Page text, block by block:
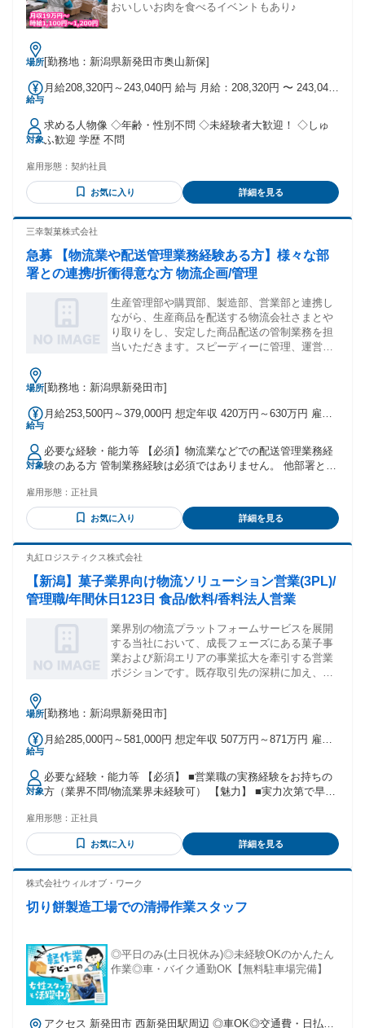
おいしいお肉を食べるイベントもあり♪
場所[勤務地：新潟県新発田市奥山新保]
給与
月給208,320円～243,040円 給与 月給：208,320円 〜 243,040
円～243,040円＋交通費（上限24,000円） ・時給1,100円～
1,200円×8ｈ×21.7日で計算 ・昇給あり 試用期間 試用期間：
あり 期間：2ヶ月 条件：本採用時と同様
対象
求める人物像 ◇年齢・性別不問 ◇未経験者大歓迎！ ◇しゅ
ふ歓迎 学歴 不問
雇用形態： 契約社員
お気に入り 詳細を見る
三幸製菓株式会社
急募 【物流業や配送管理業務経験ある方】様々な部
署との連携/折衝得意な方 物流企画/管理
生産管理部や購買部、製造部、営業部と連携し
ながら、生産商品を配送する物流会社さまとや
り取りをし、安定した商品配送の管制業務を担
当いただきます。スピーディーに管理、運営す
場所[勤務地：新潟県新発田市]
給与
月給253,500円～379,000円 想定年収 420万円～630万円 雇用
給￥253,500～￥379,000 基本給￥223,500～￥349,000 諸手当
￥30,000～￥30,000を含む/月 ■賞与実績:年2回（昨年度実績
4.6か月分） 諸手当：通勤手当（会社規定に基づき支給）、残
業手当（残業時間に応じて別途支給） 試用期間 有 期間：3ヶ
対象
必要な経験・能力等 【必須】物流業などでの配送管理業務経
験のある方 管制業務経験は必須ではありません。 他部署との
『チャレンジ精神』創業以来、既存の枠や成功体験に捉われ
ず 挑戦する社風を大切にし、意欲の高い社員が多くおりま
す。 【商 品】雪の宿、チーズアーモンド、ぱりんこ等のヒッ
おかき餅等品質にこだわった美味しい米菓を製造・販売。 学
力： 資格：
雇用形態： 正社員
お気に入り 詳細を見る
丸紅ロジスティクス株式会社
【新潟】菓子業界向け物流ソリューション営業(3PL)/
管理職/年間休日123日 食品/飲料/香料法人営業
業界別の物流プラットフォームサービスを展開
する当社において、成長フェーズにある菓子事
業および新潟エリアの事業拡大を牽引する営業
ポジションです。既存取引先の深耕に加え、丸
場所[勤務地：新潟県新発田市]
給与
月給285,000円～581,000円 想定年収 507万円～871万円 雇用
給￥285,000～￥581,000 基本給￥285,000～￥581,000を含む/
月 ■賞与実績:年2回（7月、12月） 諸手当：通勤手当（会社規
定に基づき支給） 試用期間 有 期間：6ヶ月 備考：変更無
対象
必要な経験・能力等 【必須】 ■営業職の実務経験をお持ちの
方（業界不問/物流業界未経験可） 【魅力】 ■実力次第で早期
戦！ ■高い裁量のもと、拠点づくりから関われるポジショ
ン！ ■エリア拡大・組織づくりに携われる成長フェーズ！ 学
歴・資格 学歴：大学院 大学 語学力： 資格：
雇用形態： 正社員
お気に入り 詳細を見る
株式会社ウィルオブ・ワーク
切り餅製造工場での清掃作業スタッフ
◎平日のみ(土日祝休み)◎未経験OKのかんたん
作業◎車・バイク通勤OK【無料駐車場完備】
アクセス 新発田市 西新発田駅周辺 ◎車OK◎交通費・日払い